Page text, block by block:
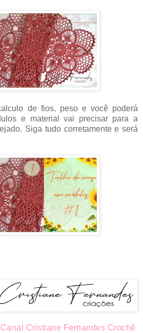
de fios, peso e você poderá
e material vai precisar para a
Siga tudo corretamente e será
Canal Cristiane Fernandes Crochê